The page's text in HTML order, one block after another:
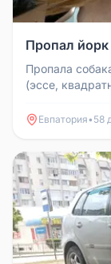
Пропал
Пропала
(эссе,
Евпатория• 58